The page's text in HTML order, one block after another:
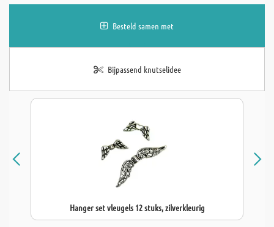
Besteld samen met
Bijpassend knutselidee
Hanger set vleugels 12 stuks, zilverkleurig